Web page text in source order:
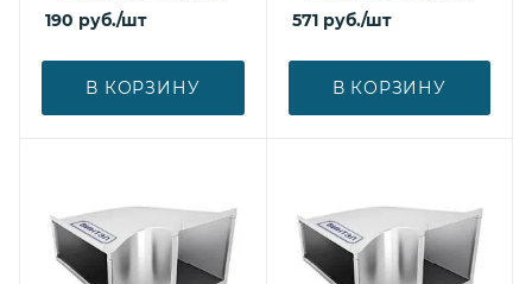
190 руб./шт
В КОРЗИНУ
571руб./шт
В КОРЗИНУ